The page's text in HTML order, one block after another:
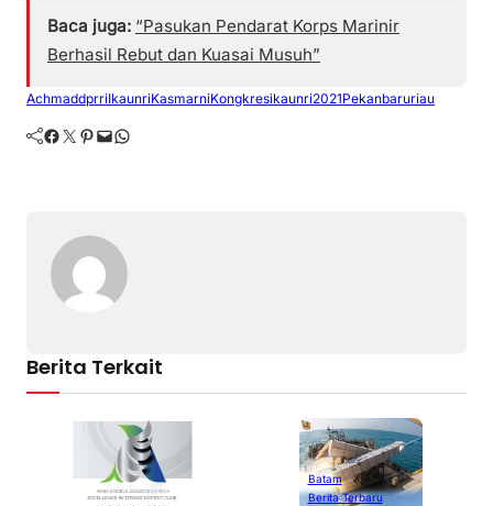
Baca juga: “Pasukan Pendarat Korps Marinir
Berhasil Rebut dan Kuasai Musuh”
AchmaddprriIkaunriKasmarniKongkresikaunri2021Pekanbaruriau
Facebook Twitter Pinterest Mail WhatsApp
Berita Terkait
Batam
Berita Terbaru